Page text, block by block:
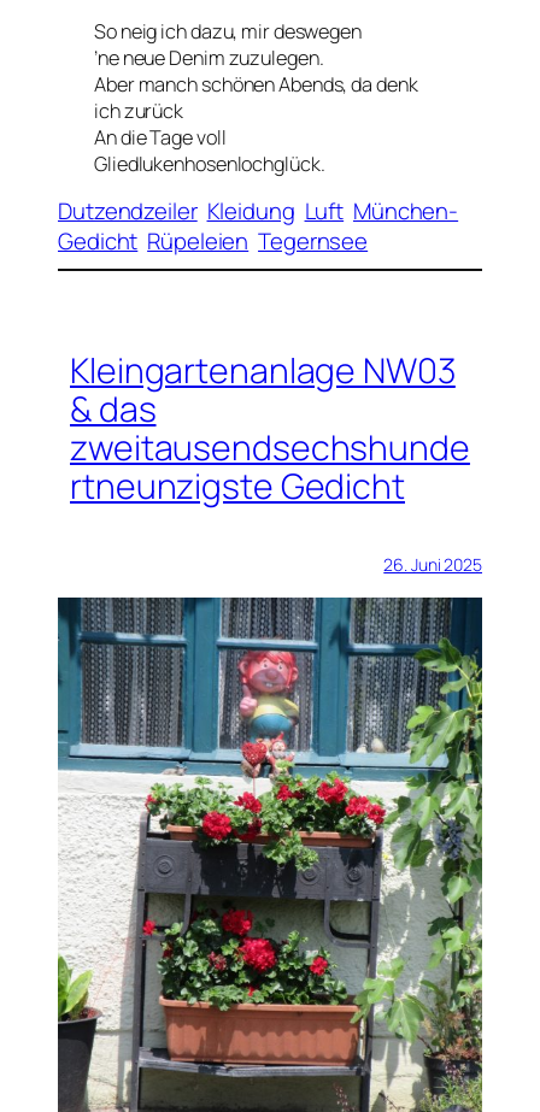
So neig ich dazu, mir deswegen
’ne neue Denim zuzulegen.
Aber manch schönen Abends, da denk
ich zurück
An die Tage voll
Gliedlukenhosenlochglück.
Dutzendzeiler Kleidung Luft München-
Gedicht Rüpeleien Tegernsee
Kleingartenanlage NW03
& das
zweitausendsechshunde
rtneunzigste Gedicht
26. Juni 2025